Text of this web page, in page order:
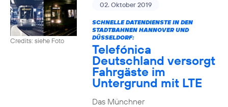
Credits: siehe Foto
02. Oktober 2019
SCHNELLE DATENDIENSTE IN DEN
STADTBAHNEN HANNOVER UND
DÜSSELDORF:
Telefónica
Deutschland versorgt
Fahrgäste im
Untergrund mit LTE
Das Münchner